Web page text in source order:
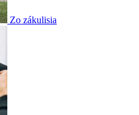
Zo zákulisia